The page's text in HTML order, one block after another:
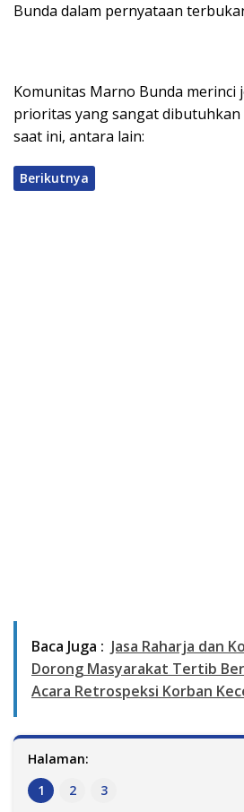
Bunda dalam pernyataan
Komunitas Marno Bunda merinci
prioritas yang sangat
saat ini, antara lain:
Berikutnya
Baca Juga : Jasa Raharja dan
Dorong Masyarakat Tertib
Acara Retrospeksi Korban
Halaman:
1
2 3